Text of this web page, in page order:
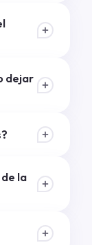
dejar
la